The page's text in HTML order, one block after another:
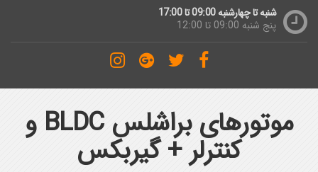
شنبه تا چهارشنبه 09:00 تا 17:00
پنج شنبه 09:00 تا 12:00
موتورهای براشلس BLDC و
کنترلر +‌ گیربکس